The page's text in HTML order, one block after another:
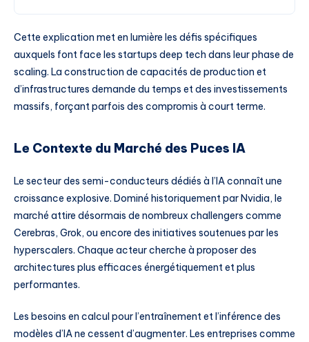
Cette explication met en lumière les défis spécifiques
auxquels font face les startups deep tech dans leur phase de
scaling. La construction de capacités de production et
d’infrastructures demande du temps et des investissements
massifs, forçant parfois des compromis à court terme.
Le Contexte du Marché des Puces IA
Le secteur des semi-conducteurs dédiés à l’IA connaît une
croissance explosive. Dominé historiquement par Nvidia, le
marché attire désormais de nombreux challengers comme
Cerebras, Grok, ou encore des initiatives soutenues par les
hyperscalers. Chaque acteur cherche à proposer des
architectures plus efficaces énergétiquement et plus
performantes.
Les besoins en calcul pour l’entraînement et l’inférence des
modèles d’IA ne cessent d’augmenter. Les entreprises comme